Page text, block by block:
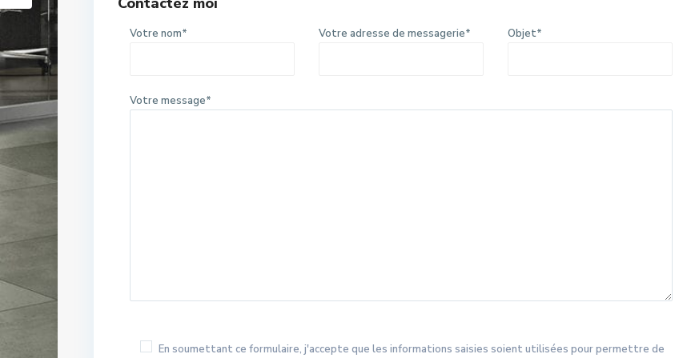
Votre nom* Votre adresse de messagerie* Objet*
Votre message*
En soumettant ce formulaire, j'accepte que les informations saisies soient utilisées pour permettre de